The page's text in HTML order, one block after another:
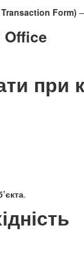
Form)
Office
при
.